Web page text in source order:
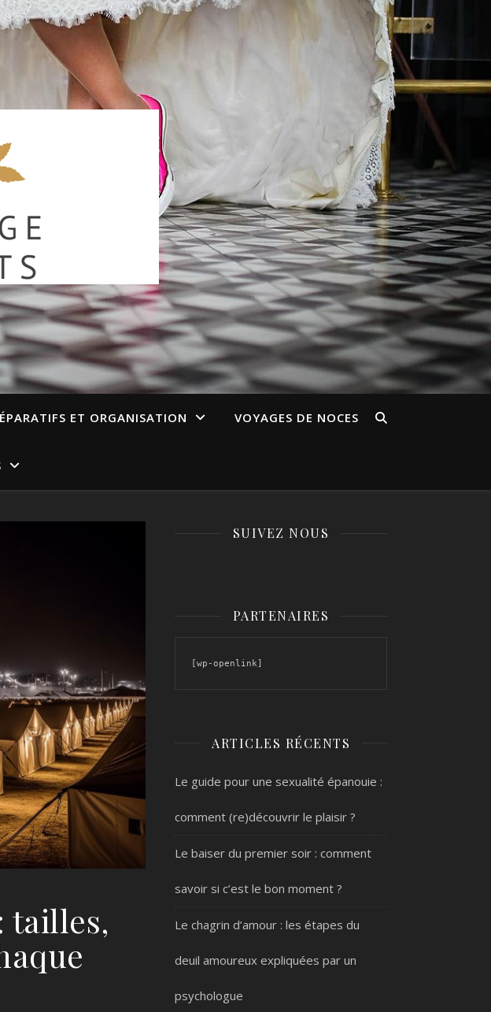
ET ORGANISATION VOYAGES DE NOCES
tailles,
SUIVEZ NOUS
PARTENAIRES
[wp-openlink]
ARTICLES RÉCENTS
Le guide pour une sexualité épanouie :
comment (re)découvrir le plaisir ?
Le baiser du premier soir : comment
savoir si c’est le bon moment ?
Le chagrin d’amour : les étapes du
deuil amoureux expliquées par un
psychologue